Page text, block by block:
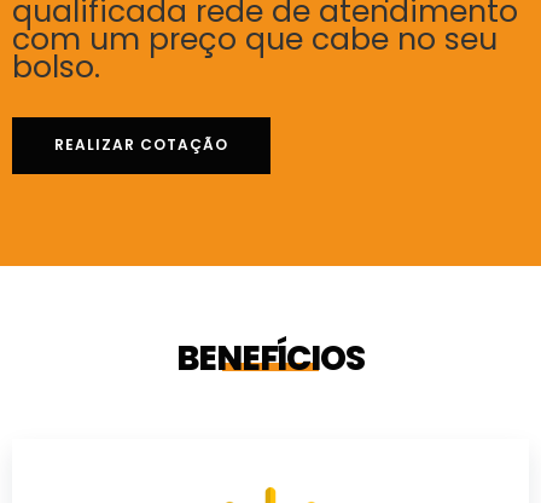
qualificada rede de atendimento
com um preço que cabe no seu
bolso.
REALIZAR COTAÇÃO
BENEFÍCIOS